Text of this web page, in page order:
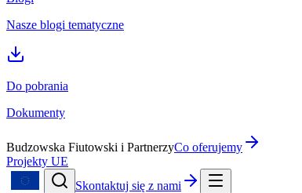
Nasze blogi tematyczne
Do pobrania
Dokumenty
Budzowska Fiutowski i PartnerzyCo oferujemy
Projekty UE
Skontaktuj się z nami